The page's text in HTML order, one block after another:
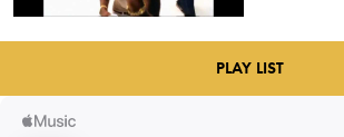
PLAY LIST